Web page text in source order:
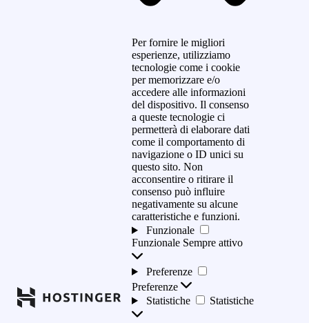
Per fornire le migliori
esperienze, utilizziamo
tecnologie come i cookie
per memorizzare e/o
accedere alle informazioni
del dispositivo. Il consenso
a queste tecnologie ci
permetterà di elaborare dati
come il comportamento di
navigazione o ID unici su
questo sito. Non
acconsentire o ritirare il
consenso può influire
negativamente su alcune
caratteristiche e funzioni.
Funzionale
Funzionale Sempre attivo
Preferenze
Preferenze
Statistiche
Statistiche